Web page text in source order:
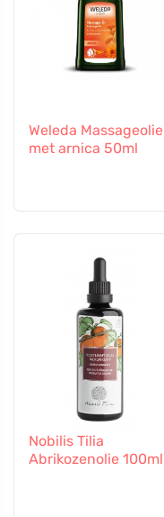
Weleda Massageolie
met arnica 50ml
Nobilis Tilia
Abrikozenolie 100ml